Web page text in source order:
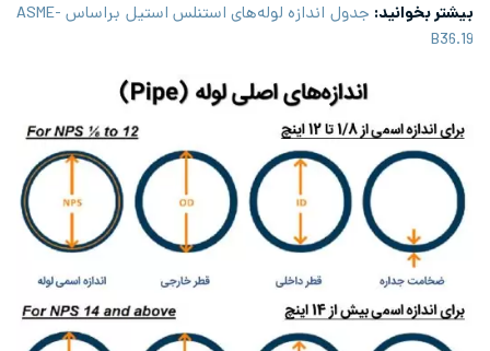
بیشتر بخوانید:
جدول اندازه لوله‌های استنلس استیل براساس ASME-
B36.19